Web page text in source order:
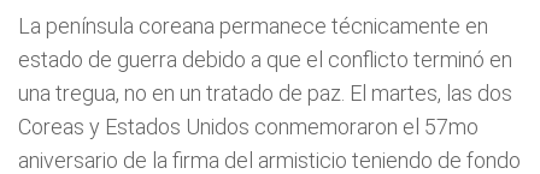
La península coreana permanece técnicamente en
estado de guerra debido a que el conflicto terminó en
una tregua, no en un tratado de paz. El martes, las dos
Coreas y Estados Unidos conmemoraron el 57mo
aniversario de la firma del armisticio teniendo de fondo